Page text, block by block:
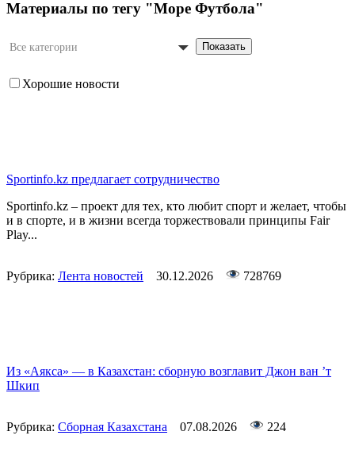
Материалы по тегу "Море Футбола"
Все категории Показать
Хорошие новости
Sportinfo.kz предлагает сотрудничество
Sportinfo.kz – проект для тех, кто любит спорт и желает, чтобы
и в спорте, и в жизни всегда торжествовали принципы Fair
Play...
Рубрика: Лента новостей 30.12.2026 728769
Из «Аякса» — в Казахстан: сборную возглавит Джон ван ’т
Шкип
Рубрика: Сборная Казахстана 07.08.2026 224